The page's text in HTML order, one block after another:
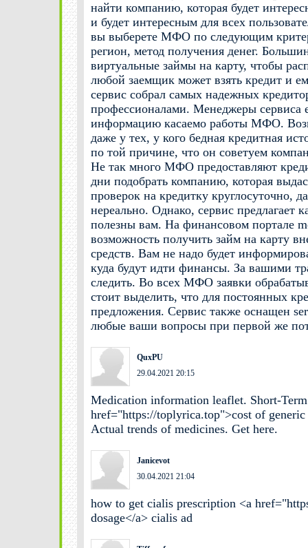
найти компанию, которая будет
и будет интересным для всех
вы выберете МФО по следующим
регион, метод получения денег.
виртуальные займы на карту, чтобы
любой заемщик может взять кредит и
сервис собрал самых надежных
профессионалами. Менеджеры сервиса
информацию касаемо работы МФО.
даже у тех, у кого бедная кредитная
по той причине, что он советуем
Не так много МФО предоставляют
дни подобрать компанию, которая
проверок на кредитку круглосуточно,
нереально. Однако, сервис
полезны вам. На финансовом портале
возможность получить займ на карту
средств. Вам не надо будет
куда будут идти финансы. За вашими
следить. Во всех МФО заявки
стоит выделить, что для постоянных
предложения. Сервис также оснащен
любые ваши вопросы при первой же
QuxPU
29.04.2021 20:15
Medication information leaflet. Short-
href="https://toplyrica.top">cost of
Actual trends of medicines. Get here.
Janicevot
30.04.2021 21:04
how to get cialis prescription <a
dosage</a> cialis ad